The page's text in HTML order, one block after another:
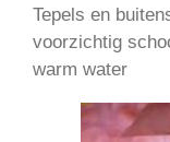
Tepels en
voorzichtig
warm water